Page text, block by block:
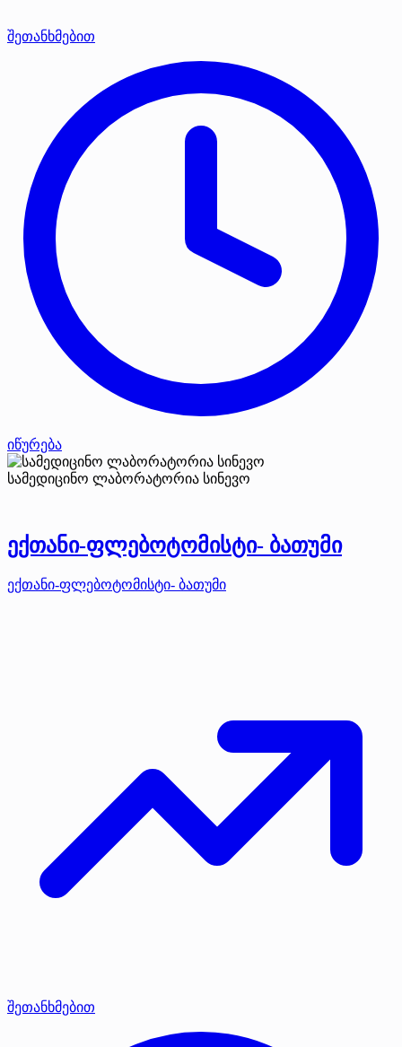
შეთანხმებით
იწურება
სამედიცინო ლაბორატორია სინევო
ექთანი-ფლებოტომისტი- ბათუმი
ექთანი-ფლებოტომისტი- ბათუმი
შეთანხმებით